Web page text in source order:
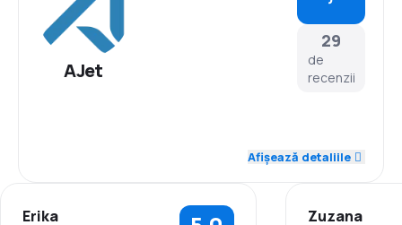
AJet
29
de
recenzii
Afișează detaliile
Erika Zuzana